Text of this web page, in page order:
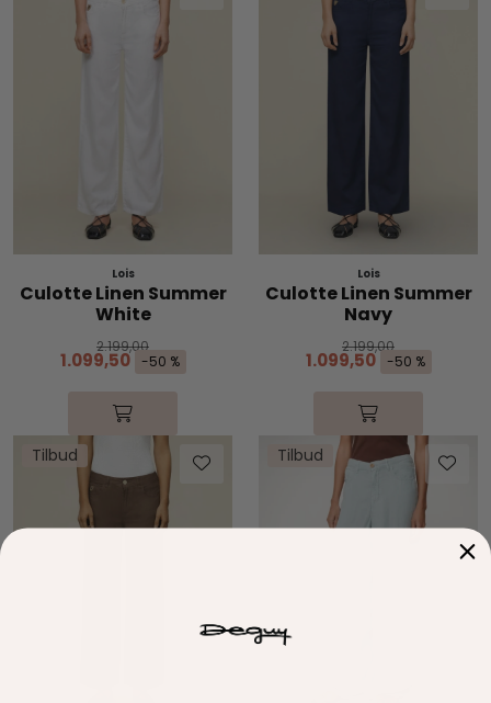
Lois
Culotte Linen Summer
White
2.199,00
1.099,50 -50 %
Lois
Culotte Linen Summer
Navy
2.199,00
1.099,50 -50 %
Tilbud Tilbud